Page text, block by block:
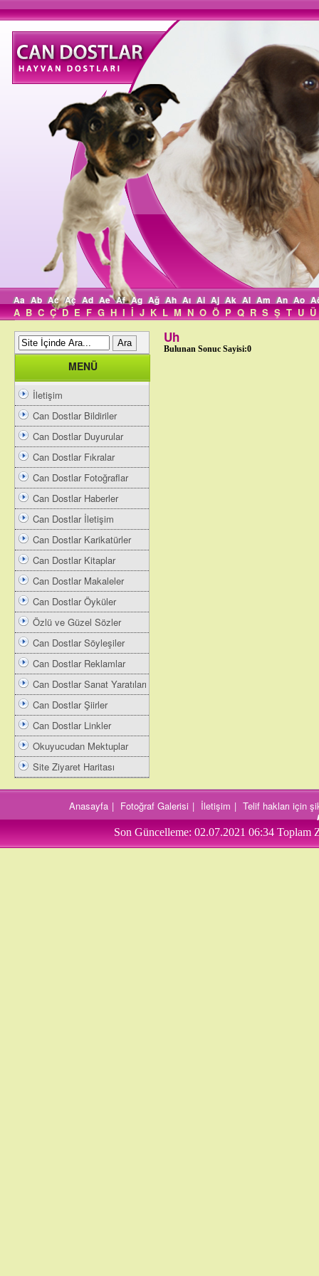
Aa Ab Ac Aç Ad Ae Af Ag Ağ Ah Aı Ai Aj Ak Al Am An Ao
A B C Ç D E F G H I İ J K L M N O Ö P Q R S Ş T U Ü
MENÜ
İletişim
Can Dostlar Bildiriler
Can Dostlar Duyurular
Can Dostlar Fıkralar
Can Dostlar Fotoğraflar
Can Dostlar Haberler
Can Dostlar İletişim
Can Dostlar Karikatürler
Can Dostlar Kitaplar
Can Dostlar Makaleler
Can Dostlar Öyküler
Özlü ve Güzel Sözler
Can Dostlar Söyleşiler
Can Dostlar Reklamlar
Can Dostlar Sanat Yaratıları
Can Dostlar Şiirler
Can Dostlar Linkler
Okuyucudan Mektuplar
Site Ziyaret Haritası
Uh
Bulunan Sonuc Sayisi:0
Anasayfa | Fotoğraf Galerisi | İletişim | Telif hakları için
Son Güncelleme: 02.07.2021 06:34 Toplam